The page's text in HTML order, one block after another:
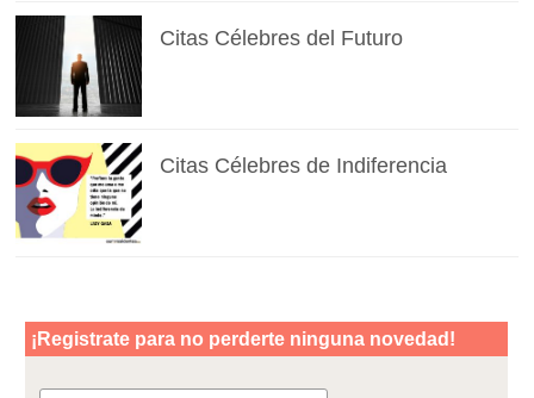
Citas Célebres del Futuro
Citas Célebres de Indiferencia